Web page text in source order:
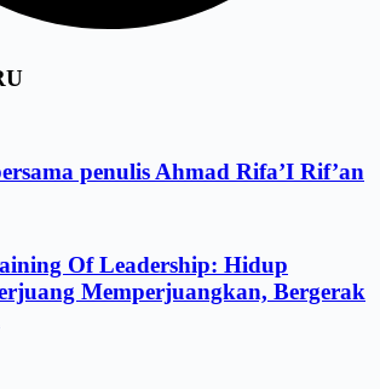
penulis Ahmad Rifa’I Rif’an
Of Leadership: Hidup
Memperjuangkan, Bergerak